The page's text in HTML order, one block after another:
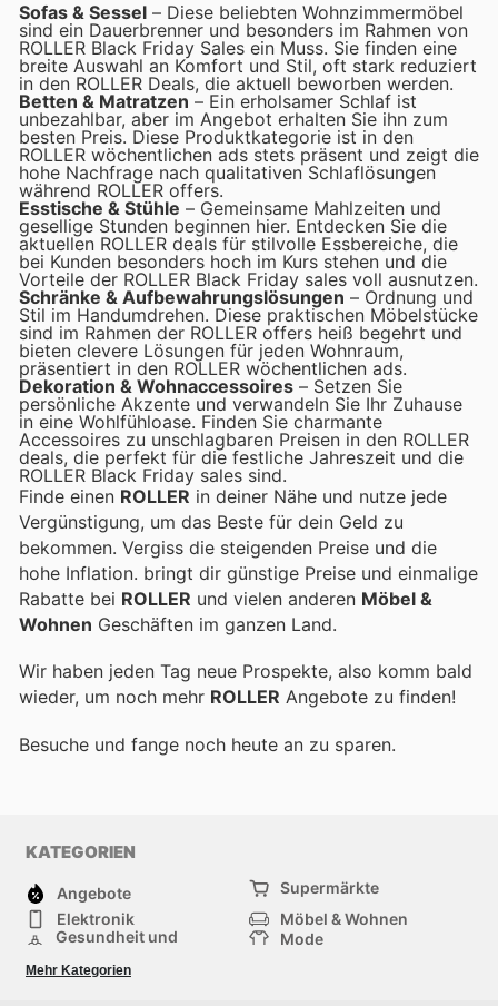
Sofas & Sessel – Diese beliebten Wohnzimmermöbel
sind ein Dauerbrenner und besonders im Rahmen von
ROLLER Black Friday Sales ein Muss. Sie finden eine
breite Auswahl an Komfort und Stil, oft stark reduziert
in den ROLLER Deals, die aktuell beworben werden.
Betten & Matratzen – Ein erholsamer Schlaf ist
unbezahlbar, aber im Angebot erhalten Sie ihn zum
besten Preis. Diese Produktkategorie ist in den
ROLLER wöchentlichen ads stets präsent und zeigt die
hohe Nachfrage nach qualitativen Schlaflösungen
während ROLLER offers.
Esstische & Stühle – Gemeinsame Mahlzeiten und
gesellige Stunden beginnen hier. Entdecken Sie die
aktuellen ROLLER deals für stilvolle Essbereiche, die
bei Kunden besonders hoch im Kurs stehen und die
Vorteile der ROLLER Black Friday sales voll ausnutzen.
Schränke & Aufbewahrungslösungen – Ordnung und
Stil im Handumdrehen. Diese praktischen Möbelstücke
sind im Rahmen der ROLLER offers heiß begehrt und
bieten clevere Lösungen für jeden Wohnraum,
präsentiert in den ROLLER wöchentlichen ads.
Dekoration & Wohnaccessoires – Setzen Sie
persönliche Akzente und verwandeln Sie Ihr Zuhause
in eine Wohlfühloase. Finden Sie charmante
Accessoires zu unschlagbaren Preisen in den ROLLER
deals, die perfekt für die festliche Jahreszeit und die
ROLLER Black Friday sales sind.
Finde einen ROLLER in deiner Nähe und nutze jede
Vergünstigung, um das Beste für dein Geld zu
bekommen. Vergiss die steigenden Preise und die
hohe Inflation. bringt dir günstige Preise und einmalige
Rabatte bei ROLLER und vielen anderen Möbel &
Wohnen Geschäften im ganzen Land.
Wir haben jeden Tag neue Prospekte, also komm bald
wieder, um noch mehr ROLLER Angebote zu finden!
Besuche und fange noch heute an zu sparen.
KATEGORIEN
Angebote
Supermärkte
Elektronik
Möbel & Wohnen
Gesundheit und
Mode
Sportartikel und
Sportbekleidung
Mehr Kategorien